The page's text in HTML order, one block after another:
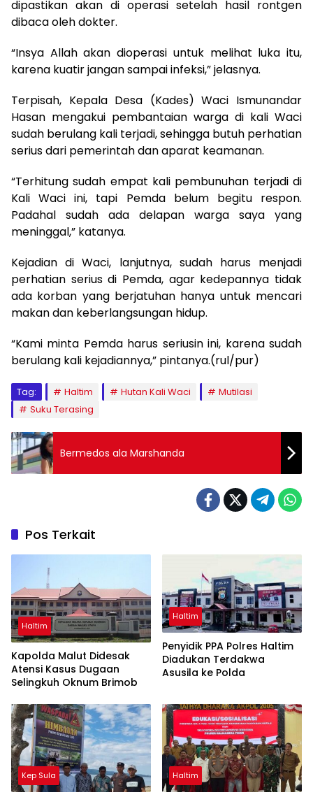
dipastikan akan di operasi setelah hasil rontgen
dibaca oleh dokter.
“Insya Allah akan dioperasi untuk melihat luka itu,
karena kuatir jangan sampai infeksi,” jelasnya.
Terpisah, Kepala Desa (Kades) Waci Ismunandar
Hasan mengakui pembantaian warga di kali Waci
sudah berulang kali terjadi, sehingga butuh perhatian
serius dari pemerintah dan aparat keamanan.
“Terhitung sudah empat kali pembunuhan terjadi di
Kali Waci ini, tapi Pemda belum begitu respon.
Padahal sudah ada delapan warga saya yang
meninggal,” katanya.
Kejadian di Waci, lanjutnya, sudah harus menjadi
perhatian serius di Pemda, agar kedepannya tidak
ada korban yang berjatuhan hanya untuk mencari
makan dan keberlangsungan hidup.
“Kami minta Pemda harus seriusin ini, karena sudah
berulang kali kejadiannya,” pintanya.(rul/pur)
Tag: Haltim Hutan Kali Waci
Mutilasi
Suku Terasing
Bermedos ala Marshanda
Pos Terkait
Haltim
Kapolda Malut Didesak
Atensi Kasus Dugaan
Selingkuh Oknum Brimob
Haltim
Penyidik PPA Polres Haltim
Diadukan Terdakwa
Asusila ke Polda
Kep Sula Haltim